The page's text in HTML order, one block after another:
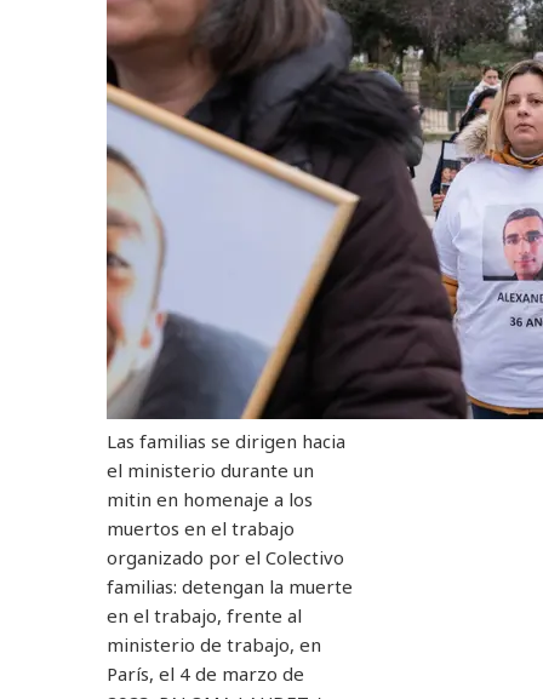
Las familias se dirigen hacia
el ministerio durante un
mitin en homenaje a los
muertos en el trabajo
organizado por el Colectivo
familias: detengan la muerte
en el trabajo, frente al
ministerio de trabajo, en
París, el 4 de marzo de